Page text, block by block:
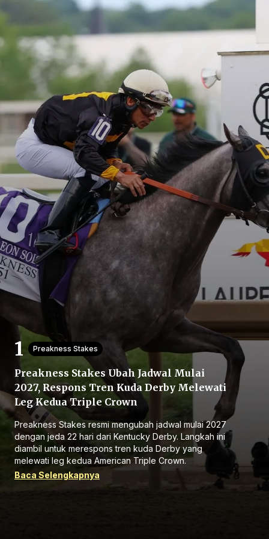
Beranda
Sebelumnya
Preakness Stakes
Preakness Stakes Ubah Jadwal Mulai
2027, Respons Tren Kuda Derby Melewati
Leg Kedua Triple Crown
Preakness Stakes resmi mengubah jadwal mulai 2027
dengan jeda 22 hari dari Kentucky Derby. Langkah ini
diambil untuk merespons tren kuda Derby yang
melewati leg kedua American Triple Crown.
Baca Selengkapnya